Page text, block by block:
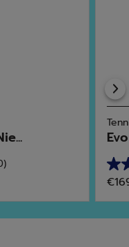
5.0
van
de
5